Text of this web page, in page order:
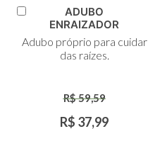
Adicionar
Carrinho
ADUBO
ENRAIZADOR
Adubo próprio para cuidar
das raízes.
R$ 59,59
R$ 37,99